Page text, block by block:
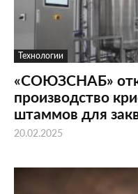
Технологии
«СОЮЗСНАБ»
производство
штаммов для
20.02.2025